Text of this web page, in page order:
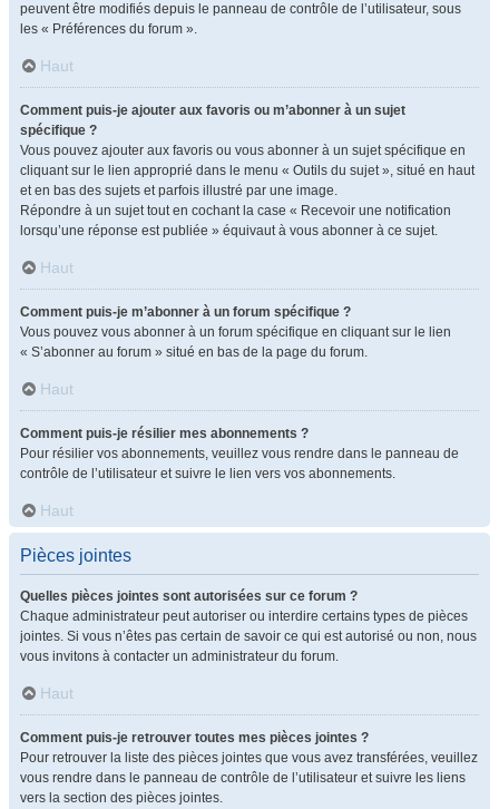
peuvent être modifiés depuis le panneau de contrôle de l’utilisateur, sous
les « Préférences du forum ».
Haut
Comment puis-je ajouter aux favoris ou m’abonner à un sujet
spécifique ?
Vous pouvez ajouter aux favoris ou vous abonner à un sujet spécifique en
cliquant sur le lien approprié dans le menu « Outils du sujet », situé en haut
et en bas des sujets et parfois illustré par une image.
Répondre à un sujet tout en cochant la case « Recevoir une notification
lorsqu’une réponse est publiée » équivaut à vous abonner à ce sujet.
Haut
Comment puis-je m’abonner à un forum spécifique ?
Vous pouvez vous abonner à un forum spécifique en cliquant sur le lien
« S’abonner au forum » situé en bas de la page du forum.
Haut
Comment puis-je résilier mes abonnements ?
Pour résilier vos abonnements, veuillez vous rendre dans le panneau de
contrôle de l’utilisateur et suivre le lien vers vos abonnements.
Haut
Pièces jointes
Quelles pièces jointes sont autorisées sur ce forum ?
Chaque administrateur peut autoriser ou interdire certains types de pièces
jointes. Si vous n’êtes pas certain de savoir ce qui est autorisé ou non, nous
vous invitons à contacter un administrateur du forum.
Haut
Comment puis-je retrouver toutes mes pièces jointes ?
Pour retrouver la liste des pièces jointes que vous avez transférées, veuillez
vous rendre dans le panneau de contrôle de l’utilisateur et suivre les liens
vers la section des pièces jointes.